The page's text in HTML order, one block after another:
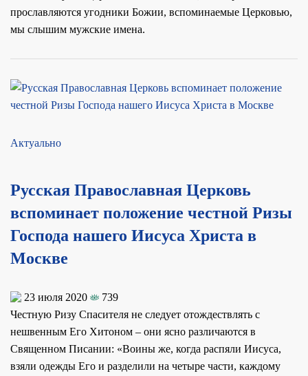
прославляются угодники Божии, вспоминаемые Церковью,
мы слышим мужские имена.
Актуально
Русская Православная Церковь
вспоминает положение честной Ризы
Господа нашего Иисуса Христа в
Москве
23 июля 2020
739
Честную Ризу Спасителя не следует отождествлять с
нешвенным Его Хитоном – они ясно различаются в
Священном Писании: «Воины же, когда распяли Иисуса,
взяли одежды Его и разделили на четыре части, каждому